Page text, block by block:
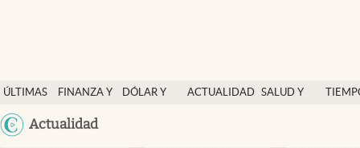
ÚLTIMAS
NOTICIAS
FINANZA Y
DÓLAR Y
ACTUALIDAD SALUD Y
Actualidad
Salud y nutrición
Vida espiritual